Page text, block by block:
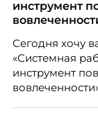
инструмент
Сегодня хочу
«Системная
инструмент